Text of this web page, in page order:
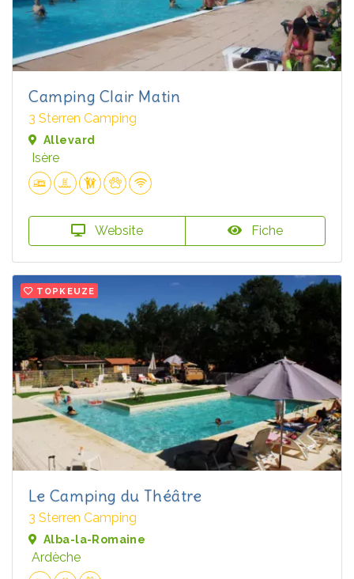
Camping Clair Matin
3 Sterren Camping
Allevard
Isère
Website Fiche
TOPKEUZE
Le Camping du Théâtre
3 Sterren Camping
Alba-la-Romaine
Ardèche